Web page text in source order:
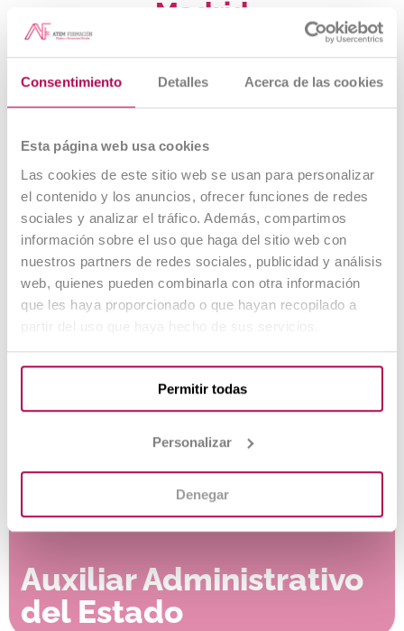
Consentimiento Detalles Acerca de las cookies
Esta página web usa cookies
Las cookies de este sitio web se usan para personalizar
el contenido y los anuncios, ofrecer funciones de redes
sociales y analizar el tráfico. Además, compartimos
información sobre el uso que haga del sitio web con
nuestros partners de redes sociales, publicidad y análisis
web, quienes pueden combinarla con otra información
que les haya proporcionado o que hayan recopilado a
Permitir todas
Personalizar
Denegar
Madrid
Además de las oposiciones para Auxiliar
Administrativo en la Universidad Politécnica de
Madrid, ofrecemos preparación para
Administrativo del
Estado
Auxiliar Administrativo
del Estado